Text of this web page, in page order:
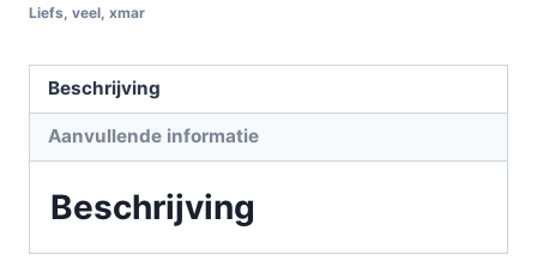
Liefs veel xmar
Beschrijving
Aanvullende informatie
Beschrijving